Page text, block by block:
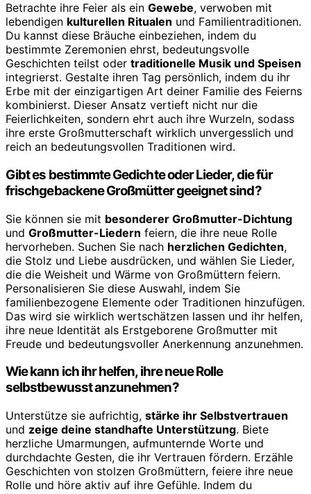
Betrachte ihre Feier als ein Gewebe, verwoben mit
lebendigen kulturellen Ritualen und Familientraditionen.
Du kannst diese Bräuche einbeziehen, indem du
bestimmte Zeremonien ehrst, bedeutungsvolle
Geschichten teilst oder traditionelle Musik und Speisen
integrierst. Gestalte ihren Tag persönlich, indem du ihr
Erbe mit der einzigartigen Art deiner Familie des Feierns
kombinierst. Dieser Ansatz vertieft nicht nur die
Feierlichkeiten, sondern ehrt auch ihre Wurzeln, sodass
ihre erste Großmutterschaft wirklich unvergesslich und
reich an bedeutungsvollen Traditionen wird.
Gibt es bestimmte Gedichte oder Lieder, die für
frischgebackene Großmütter geeignet sind?
Sie können sie mit besonderer Großmutter-Dichtung
und Großmutter-Liedern feiern, die ihre neue Rolle
hervorheben. Suchen Sie nach herzlichen Gedichten,
die Stolz und Liebe ausdrücken, und wählen Sie Lieder,
die die Weisheit und Wärme von Großmüttern feiern.
Personalisieren Sie diese Auswahl, indem Sie
familienbezogene Elemente oder Traditionen hinzufügen.
Das wird sie wirklich wertschätzen lassen und ihr helfen,
ihre neue Identität als Erstgeborene Großmutter mit
Freude und bedeutungsvoller Anerkennung anzunehmen.
Wie kann ich ihr helfen, ihre neue Rolle
selbstbewusst anzunehmen?
Unterstütze sie aufrichtig, stärke ihr Selbstvertrauen
und zeige deine standhafte Unterstützung. Biete
herzliche Umarmungen, aufmunternde Worte und
durchdachte Gesten, die ihr Vertrauen fördern. Erzähle
Geschichten von stolzen Großmüttern, feiere ihre neue
Rolle und höre aktiv auf ihre Gefühle. Indem du